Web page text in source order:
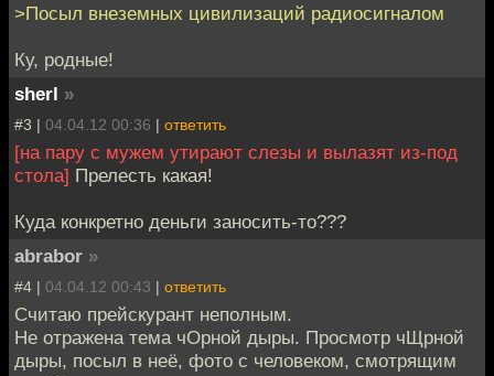
>Посыл внеземных цивилизаций радиосигналом
Ку, родные!
sherl »
#3 | 04.04.12 00:36 | ответить
[на пару с мужем утирают слезы и вылазят из-под
стола] Прелесть какая!
Куда конкретно деньги заносить-то???
abrabor »
#4 | 04.04.12 00:43 | ответить
Считаю прейскурант неполным.
Не отражена тема чОрной дыры. Просмотр чЩрной
дыры, посыл в неё, фото с человеком, смотрящим